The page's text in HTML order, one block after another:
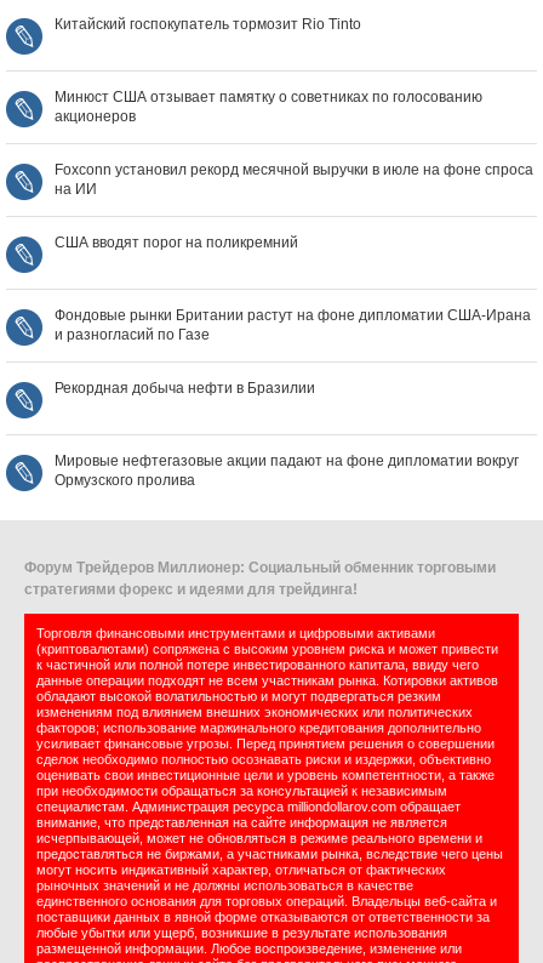
Китайский госпокупатель тормозит Rio Tinto
Минюст США отзывает памятку о советниках по голосованию
акционеров
Foxconn установил рекорд месячной выручки в июле на фоне спроса
на ИИ
США вводят порог на поликремний
Фондовые рынки Британии растут на фоне дипломатии США‑Ирана
и разногласий по Газе
Рекордная добыча нефти в Бразилии
Мировые нефтегазовые акции падают на фоне дипломатии вокруг
Ормузского пролива
Форум Трейдеров Миллионер: Социальный обменник торговыми
стратегиями форекс и идеями для трейдинга!
Торговля финансовыми инструментами и цифровыми активами
(криптовалютами) сопряжена с высоким уровнем риска и может привести
к частичной или полной потере инвестированного капитала, ввиду чего
данные операции подходят не всем участникам рынка. Котировки активов
обладают высокой волатильностью и могут подвергаться резким
изменениям под влиянием внешних экономических или политических
факторов; использование маржинального кредитования дополнительно
усиливает финансовые угрозы. Перед принятием решения о совершении
сделок необходимо полностью осознавать риски и издержки, объективно
оценивать свои инвестиционные цели и уровень компетентности, а также
при необходимости обращаться за консультацией к независимым
специалистам. Администрация ресурса milliondollarov.com обращает
внимание, что представленная на сайте информация не является
исчерпывающей, может не обновляться в режиме реального времени и
предоставляться не биржами, а участниками рынка, вследствие чего цены
могут носить индикативный характер, отличаться от фактических
рыночных значений и не должны использоваться в качестве
единственного основания для торговых операций. Владельцы веб-сайта и
поставщики данных в явной форме отказываются от ответственности за
любые убытки или ущерб, возникшие в результате использования
размещенной информации. Любое воспроизведение, изменение или